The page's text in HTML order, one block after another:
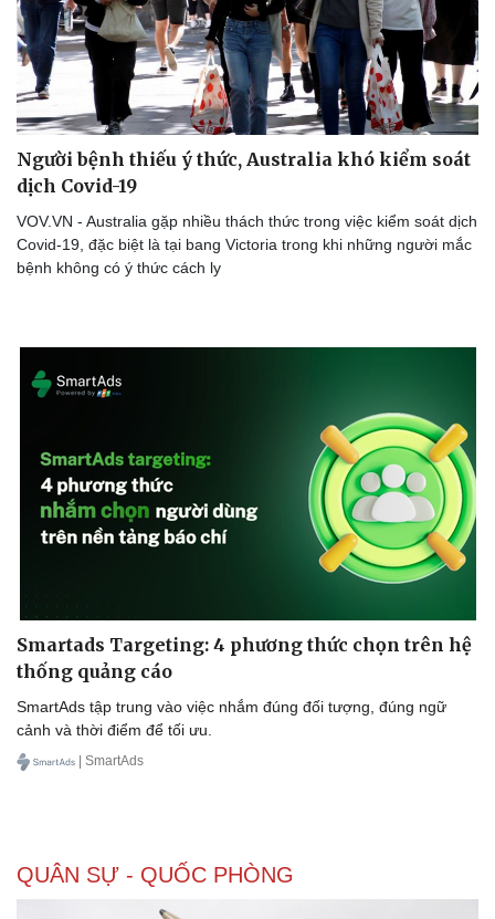
Người bệnh thiếu ý thức, Australia khó kiểm soát
dịch Covid-19
VOV.VN - Australia gặp nhiều thách thức trong việc kiểm soát dịch
Covid-19, đặc biệt là tại bang Victoria trong khi những người mắc
bệnh không có ý thức cách ly
Smartads Targeting: 4 phương thức chọn trên hệ
thống quảng cáo
SmartAds tập trung vào việc nhắm đúng đối tượng, đúng ngữ
cảnh và thời điểm để tối ưu.
| SmartAds
QUÂN SỰ - QUỐC PHÒNG